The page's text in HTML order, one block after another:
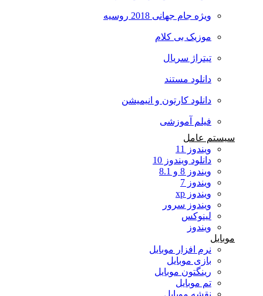
ویژه جام جهانی 2018 روسیه
موزیک بی کلام
تیتراژ سریال
دانلود مستند
دانلود کارتون و انیمیشن
فیلم آموزشی
سیستم عامل
ویندوز 11
دانلود ویندوز 10
ویندوز 8 و 8.1
ویندوز 7
ویندوز xp
ویندوز سرور
لینوکس
ویندوز
نرم افزار موبایل
بازی موبایل
رینگتون موبایل
تم موبایل
نقشه موبایل